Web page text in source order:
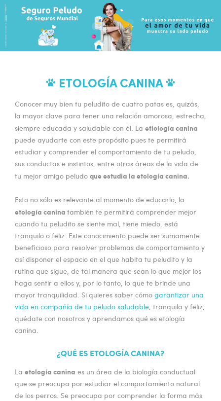
ETOLOGÍA CANINA
Conocer muy bien tu peludito de cuatro patas es, quizás,
la mayor clave para tener una relación amorosa, estrecha,
siempre educada y saludable con él. La etiología canina
puede ayudarte con este propósito pues te permitirá
estudiar y comprender el comportamiento de tu peludo,
sus conductas e instintos, entre otras áreas de la vida de
tu mejor amigo peludo que estudia la etología canina.
Esto no sólo es relevante al momento de educarlo, la
etología canina también te permitirá comprender mejor
cuando tu peludito se siente mal, tiene miedo, está
tranquilo o feliz. Este conocimiento puede ser sumamente
beneficioso para resolver problemas de comportamiento y
así disponer el espacio en el que habita tu peludito y la
rutina que sigue, de tal manera que sean lo que mejor los
haga sentir a ellos y, por lo tanto, lo que te brinde una
mayor tranquilidad. Si quieres saber cómo garantizar una
vida en compañía de tu peludo saludable, tranquila y feliz,
quédate con nosotros y aprendamos qué es etología
canina.
¿QUÉ ES ETOLOGÍA CANINA?
La etología canina es un área de la biología conductual
que se preocupa por estudiar el comportamiento natural
de los perros. Se preocupa por comprender la forma más